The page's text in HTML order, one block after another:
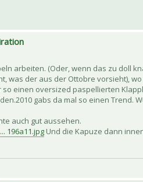
arbeiten. (Oder, wenn das zu doll
was der aus der Ottobre vorsieht),
einen oversized paspellierten
gabs da mal so einen Trend.
auch gut aussehen.
196a11.jpg Und die Kapuze dann